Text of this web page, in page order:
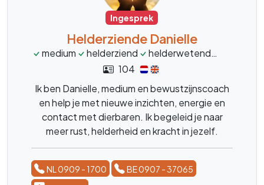
Ingesprek
Helderziende Danielle
medium helderziend helderwetend
104
Ik ben Danielle, medium en bewustzijnscoach
en help je met nieuwe inzichten, energie en
contact met dierbaren. Ik begeleid je naar
meer rust, helderheid en kracht in jezelf.
NL 0909 - 1700
BE 0907 - 37065